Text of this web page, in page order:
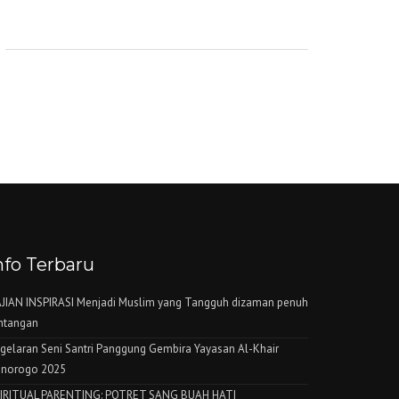
Terbaru
INSPIRASI Menjadi Muslim yang Tangguh dizaman penuh
Seni Santri Panggung Gembira Yayasan Al-Khair
2025
PARENTING: POTRET SANG BUAH HATI